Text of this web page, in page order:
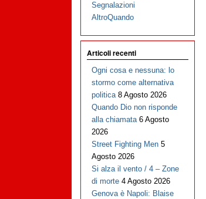
Segnalazioni
AltroQuando
Articoli recenti
Ogni cosa e nessuna: lo
stormo come alternativa
politica 8 Agosto 2026
Quando Dio non risponde
alla chiamata 6 Agosto
2026
Street Fighting Men 5
Agosto 2026
Si alza il vento / 4 – Zone
di morte 4 Agosto 2026
Genova è Napoli: Blaise